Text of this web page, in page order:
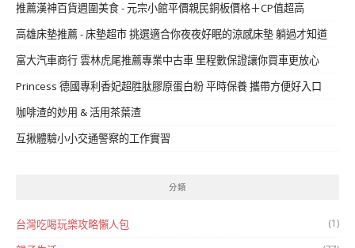
推薦漢神百貨週圍美食 - 元宗小館平價親民銅板價格＋CP值超高
高雄床墊推薦 - 床墊超市 挑選適合你夜夜好眠的涼感床墊 躺過才知道
富大汽車商行 雲林虎尾推薦專業中古車 里程數保證讓你買車更放心
Princess 德國專利香妃超胜肽膠原蛋白粉 平時保養 攜帶方便好入口
咖啡渣的妙用 & 活用茶葉渣
互揪體驗小小交通警察的工作實習
分類
台灣吃喝玩樂攻略懶人包 (1)